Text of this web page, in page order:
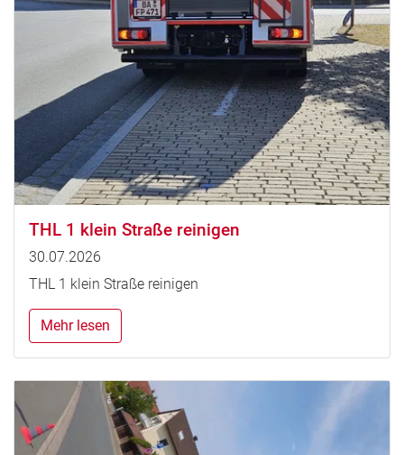
THL 1 klein Straße reinigen
30.07.2026
THL 1 klein Straße reinigen
Mehr lesen